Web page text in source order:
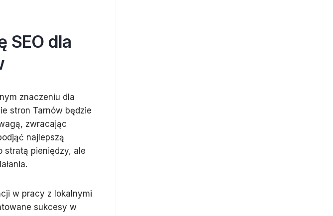
SEO dla
znaczeniu dla
stron Tarnów będzie
zwracając
najlepszą
stratą pieniędzy, ale
w pracy z lokalnymi
sukcesy w